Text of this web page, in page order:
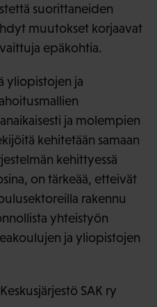
suorittaneiden
muutokset korjaavat
epäkohtia.
yliopistojen ja
ja molempien
kehitetään samaan
kehittyessä
on tärkeää, etteivät
rakennu
yhteistyön
ja yliopistojen
SAK ry